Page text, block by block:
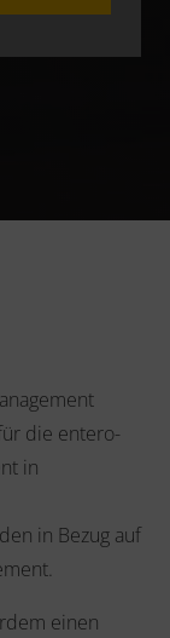
die entero-
in
in Bezug auf
einen